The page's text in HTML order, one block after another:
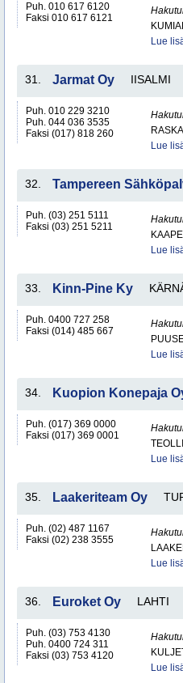
Puh. 010 617 6120
Faksi 010 617 6121
Lue
31. Jarmat Oy IISALMI
Puh. 010 229 3210
Puh. 044 036 3535
Faksi (017) 818 260
Lue
32. Tampereen
Puh. (03) 251 5111
Faksi (03) 251 5211
Lue
33. Kinn-Pine Ky
Puh. 0400 727 258
Faksi (014) 485 667
Lue
34. Kuopion Konepaja
Puh. (017) 369 0000
Faksi (017) 369 0001
Lue
35. Laakeriteam Oy
Puh. (02) 487 1167
Faksi (02) 238 3555
Lue
36. Euroket Oy LAHTI
Puh. (03) 753 4130
Puh. 0400 724 311
Faksi (03) 753 4120
Lue